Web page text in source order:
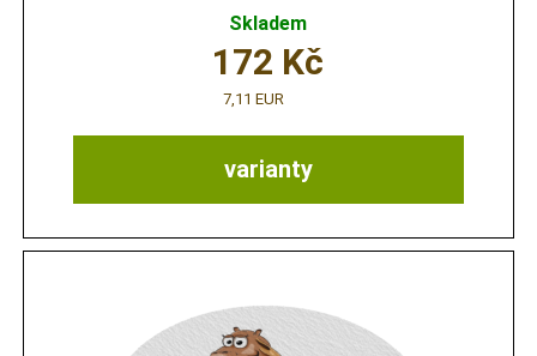
Skladem
varianty
172 Kč
7,11 EUR